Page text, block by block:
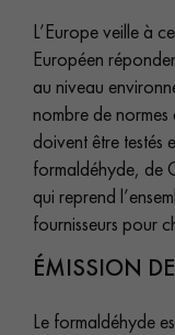
PARQUET EN BOIS
PARQUET HUILÉ
PARQUET VIEILLI
PARQUET LAMES
ACCESSOIRES
D'INTÉRIEUR
L’Europe veille à
Européen
au niveau
nombre de normes
doivent être testés
formaldéhyde, de
qui reprend
fournisseurs pour
ÉMISSION
Le formaldéhyde